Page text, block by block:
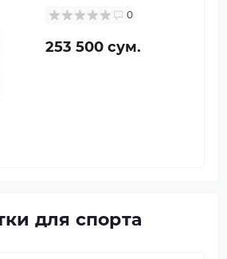
0
253 500 сум.
для спорта